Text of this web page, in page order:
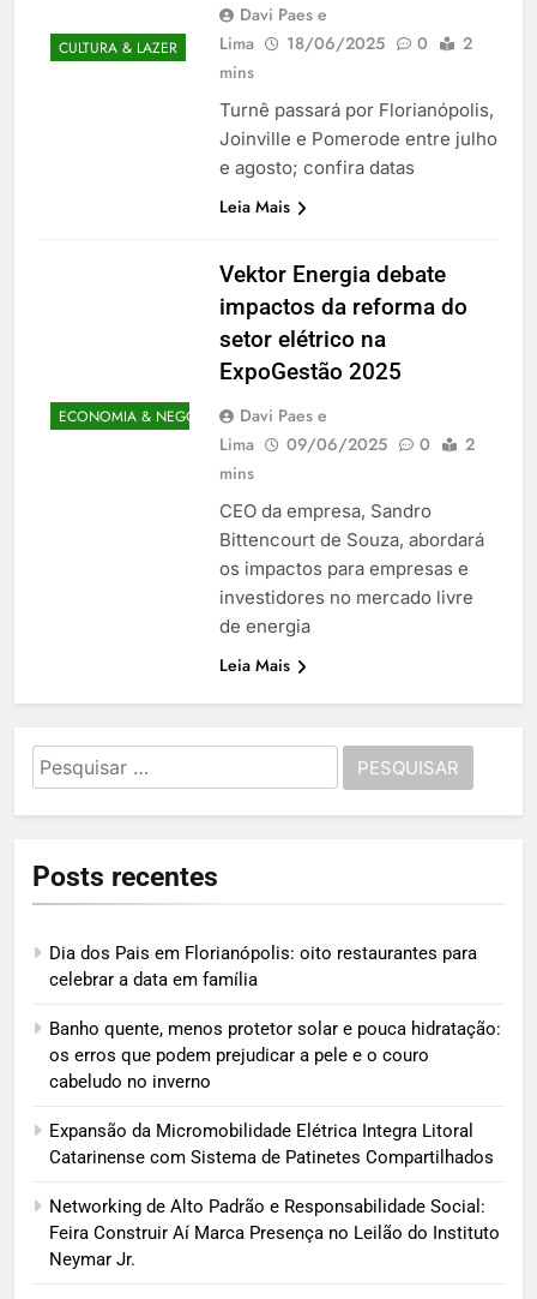
CULTURA & LAZER
Davi Paes e
Lima
18/06/2025 0
2
mins
Turnê passará por Florianópolis,
Joinville e Pomerode entre julho
e agosto; confira datas
Leia Mais
ECONOMIA & NEGÓCIOS
Vektor Energia debate
impactos da reforma do
setor elétrico na
ExpoGestão 2025
Davi Paes e
Lima
09/06/2025 0
2
mins
CEO da empresa, Sandro
Bittencourt de Souza, abordará
os impactos para empresas e
investidores no mercado livre
de energia
Leia Mais
Pesquisar
por:
Posts recentes
Dia dos Pais em Florianópolis: oito restaurantes para
celebrar a data em família
Banho quente, menos protetor solar e pouca hidratação:
os erros que podem prejudicar a pele e o couro
cabeludo no inverno
Expansão da Micromobilidade Elétrica Integra Litoral
Catarinense com Sistema de Patinetes Compartilhados
Networking de Alto Padrão e Responsabilidade Social:
Feira Construir Aí Marca Presença no Leilão do Instituto
Neymar Jr.